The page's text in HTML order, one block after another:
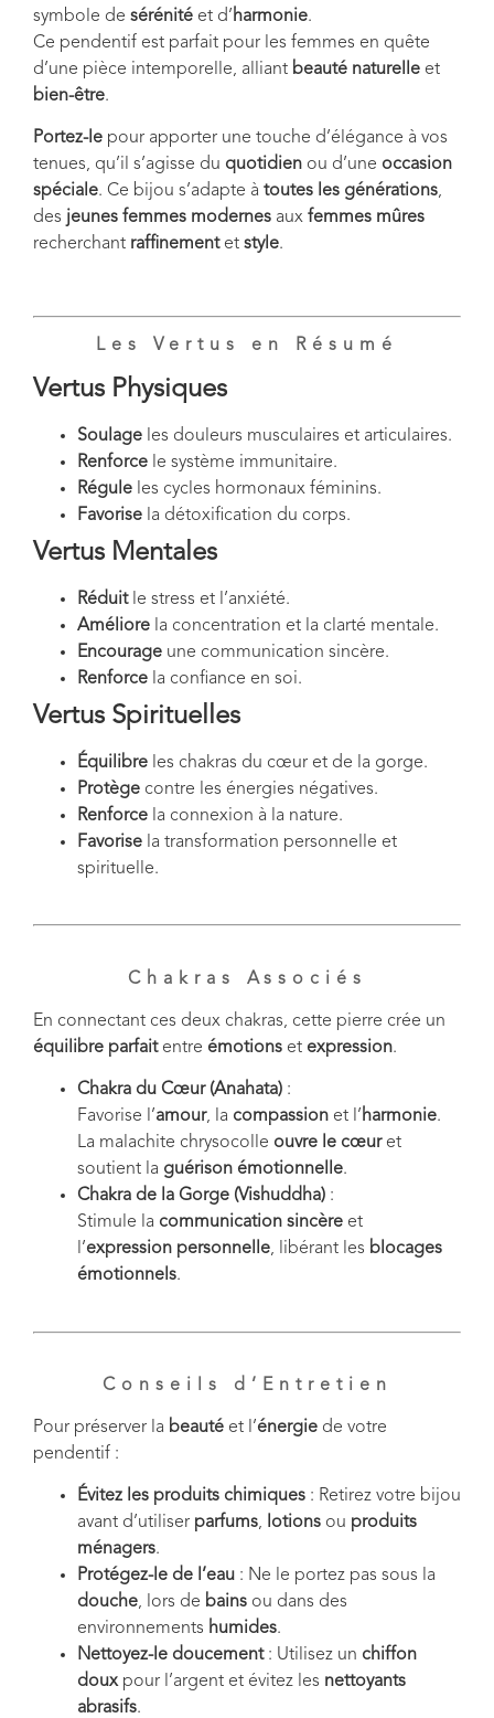
symbole de sérénité et d’harmonie.
Ce pendentif est parfait pour les femmes en quête
d’une pièce intemporelle, alliant beauté naturelle et
bien-être.
Portez-le pour apporter une touche d’élégance à vos
tenues, qu’il s’agisse du quotidien ou d’une occasion
spéciale. Ce bijou s’adapte à toutes les générations,
des jeunes femmes modernes aux femmes mûres
recherchant raffinementet style.
Les Vertus en Résumé
Vertus Physiques
Soulage les douleurs musculaires et articulaires.
Renforce le système immunitaire.
Régule les cycles hormonaux féminins.
Favorise la détoxification du corps.
Vertus Mentales
Réduitle stress et l’anxiété.
Améliore la concentration et la clarté mentale.
Encourage une communication sincère.
Renforce la confiance en soi.
Vertus Spirituelles
Équilibre les chakras du cœur et de la gorge.
Protège contre les énergies négatives.
Renforce la connexion à la nature.
Favorise la transformation personnelle et
spirituelle.
Chakras Associés
En connectant ces deux chakras, cette pierre crée un
équilibre parfaitentre émotions et expression.
Chakra du Cœur (Anahata) :
Favorise l’amour, la compassion et l’harmonie.
La malachite chrysocolle ouvre le cœuret
soutient la guérison émotionnelle.
Chakra de la Gorge (Vishuddha) :
Stimule la communication sincère et
l’expression personnelle, libérant les blocages
émotionnels.
Conseils d’Entretien
Pour préserver la beauté et l’énergie de votre
pendentif :
Évitez les produits chimiques : Retirez votre bijou
avant d’utiliser parfums, lotions ou produits
ménagers.
Protégez-le de l’eau : Ne le portez pas sous la
douche, lors de bains ou dans des
environnements humides.
Nettoyez-le doucement: Utilisez un chiffon
douxpour l’argent et évitez les nettoyants
abrasifs.